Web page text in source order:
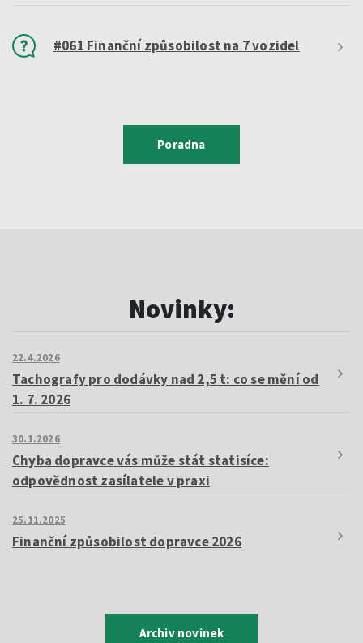
#061 Finanční způsobilost na 7 vozidel
Poradna
Novinky:
22.4.2026
Tachografy pro dodávky nad 2,5 t: co se mění od
1. 7. 2026
30.1.2026
Chyba dopravce vás může stát statisíce:
odpovědnost zasílatele v praxi
25.11.2025
Finanční způsobilost dopravce 2026
Archiv novinek